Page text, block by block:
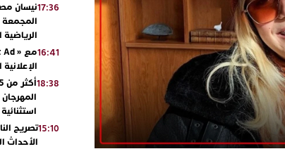
17:36نيسان
المجمعة
16:41
18:38
استثنائية
15:10تصريح
الأحداث